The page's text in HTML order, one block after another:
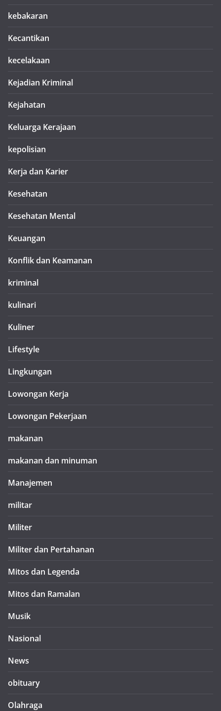
kebakaran
Kecantikan
kecelakaan
Kejadian Kriminal
Kejahatan
Keluarga Kerajaan
kepolisian
Kerja dan Karier
Kesehatan
Kesehatan Mental
Keuangan
Konflik dan Keamanan
kriminal
kulinari
Kuliner
Lifestyle
Lingkungan
Lowongan Kerja
Lowongan Pekerjaan
makanan
makanan dan minuman
Manajemen
militar
Militer
Militer dan Pertahanan
Mitos dan Legenda
Mitos dan Ramalan
Musik
Nasional
News
obituary
Olahraga